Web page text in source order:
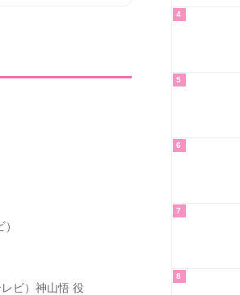
ビ）神山悟 役
4
5
6
7
8